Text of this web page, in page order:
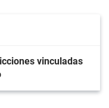
vinculadas